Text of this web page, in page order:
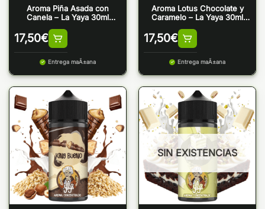
Aroma Piña Asada con
Canela – La Yaya 30ml
17,50€
Entrega maÃ±ana
Aroma Lotus Chocolate y
Caramelo – La Yaya 30ml
17,50€
Entrega maÃ±ana
SIN EXISTENCIAS